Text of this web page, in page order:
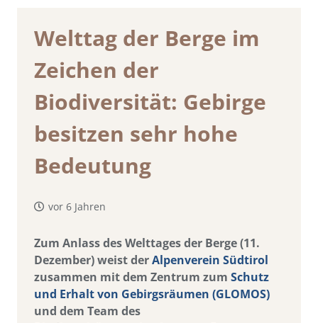
Welttag der Berge im
Zeichen der
Biodiversität: Gebirge
besitzen sehr hohe
Bedeutung
vor 6 Jahren
Zum Anlass des Welttages der Berge (11.
Dezember) weist derAlpenverein Südtirol
zusammen mit dem Zentrum zum Schutz
und Erhalt von Gebirgsräumen (GLOMOS)
und dem Team des